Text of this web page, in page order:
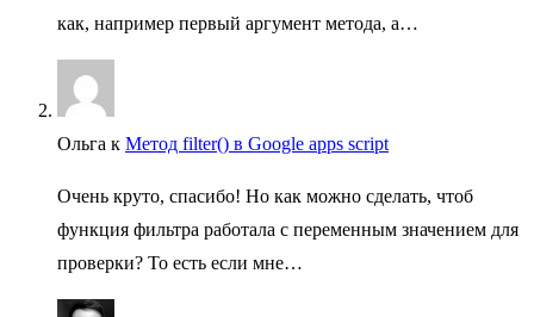
как, например первый аргумент метода, а…
Ольга к Метод filter() в Google apps script
Очень круто, спасибо! Но как можно сделать, чтоб
функция фильтра работала с переменным значением для
проверки? То есть если мне…